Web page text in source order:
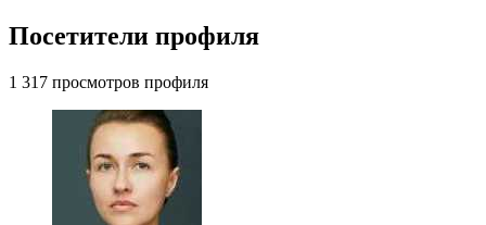
Посетители профиля
1 317 просмотров профиля